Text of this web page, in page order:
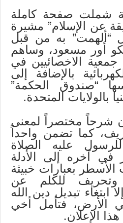
شملت صفحة كاملة
عن الإسلام” مشيرة
“ألهمت” به من قبل
أور مسعود، وساهم
الاخصائيين في
بالإضافة إلى
“صندوق الحكمة”
بالولايات المتحدة.
شرحاً مختصراً لمعنى
كما تضمن واحداً
عليه الصلاة
في آخره إلى الأدلة
الأسطر بعبارات خبيثة
وتحريف للكلم عن
ابتغاء تبديل دين الله
الأرض، فتأمل أخي
الإعلان.